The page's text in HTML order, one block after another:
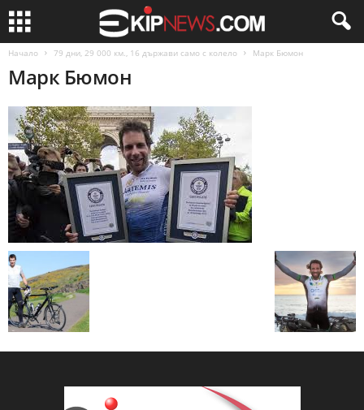
Начало 79 дни, 29 000 км., 16 държави само с колело Марк Бюмон
Марк Бюмон